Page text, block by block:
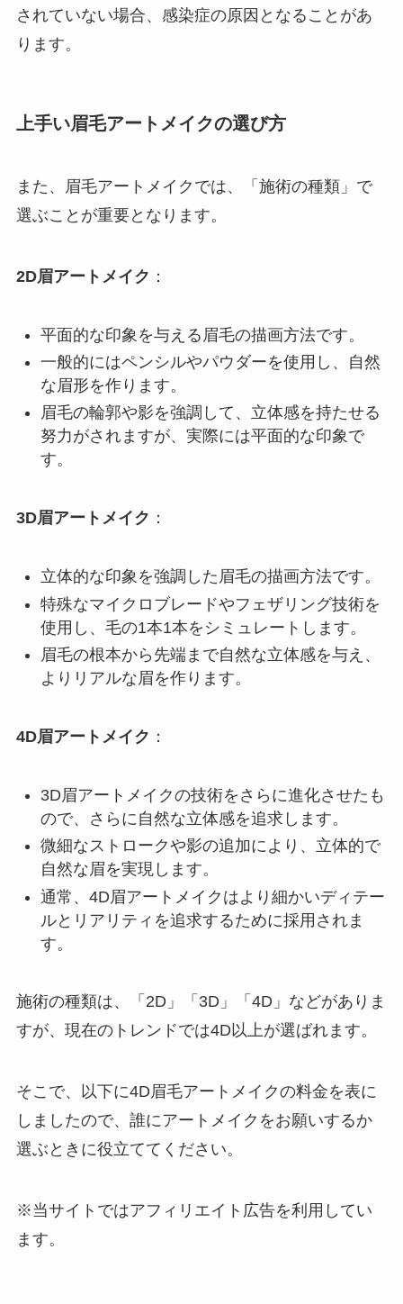
されていない場合、感染症の原因となることがあ
ります。
上手い眉毛アートメイクの選び方
また、眉毛アートメイクでは、「施術の種類」で
選ぶことが重要となります。
2D眉アートメイク ：
平面的な印象を与える眉毛の描画方法です。
一般的にはペンシルやパウダーを使用し、自然
な眉形を作ります。
眉毛の輪郭や影を強調して、立体感を持たせる
努力がされますが、実際には平面的な印象で
す。
3D眉アートメイク ：
立体的な印象を強調した眉毛の描画方法です。
特殊なマイクロブレードやフェザリング技術を
使用し、毛の1本1本をシミュレートします。
眉毛の根本から先端まで自然な立体感を与え、
よりリアルな眉を作ります。
4D眉アートメイク ：
3D眉アートメイクの技術をさらに進化させたも
ので、さらに自然な立体感を追求します。
微細なストロークや影の追加により、立体的で
自然な眉を実現します。
通常、4D眉アートメイクはより細かいディテー
ルとリアリティを追求するために採用されま
す。
施術の種類は、「2D」「3D」「4D」などがありま
すが、現在のトレンドでは4D以上が選ばれます。
そこで、以下に4D眉毛アートメイクの料金を表に
しましたので、誰にアートメイクをお願いするか
選ぶときに役立ててください。
※当サイトではアフィリエイト広告を利用してい
ます。